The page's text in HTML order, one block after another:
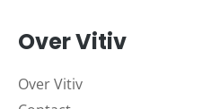
Over Vitiv
Over Vitiv